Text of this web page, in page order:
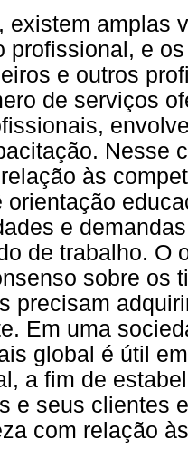
existem amplas
profissional, e
e outros
de serviços
Nesse
às
orientação
e
de trabalho. O
sobre os
precisam
Em uma
global é útil
a fim de
e seus clientes
com relação